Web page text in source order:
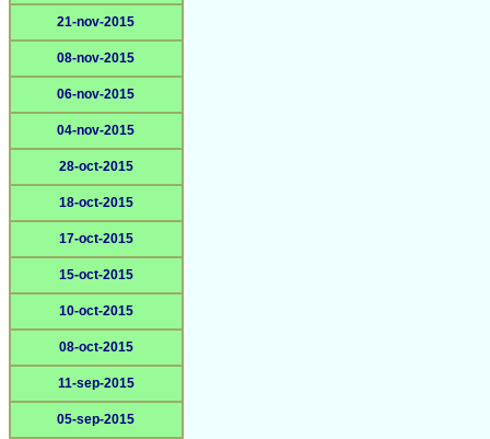
21-nov-2015
08-nov-2015
06-nov-2015
04-nov-2015
28-oct-2015
18-oct-2015
17-oct-2015
15-oct-2015
10-oct-2015
08-oct-2015
11-sep-2015
05-sep-2015